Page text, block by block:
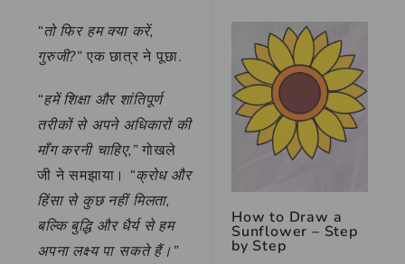
“तो फिर हम क्या करें,
गुरुजी?” एक छात्र ने पूछा.
“हमें शिक्षा और शांतिपूर्ण
तरीकों से अपने अधिकारों की
माँग करनी चाहिए,”गोखले
जी ने समझाया। “क्रोध और
हिंसा से कुछ नहीं मिलता,
बल्कि बुद्धि और धैर्य से हम
अपना लक्ष्य पा सकते हैं।”
How to Draw a
Sunflower – Step
by Step